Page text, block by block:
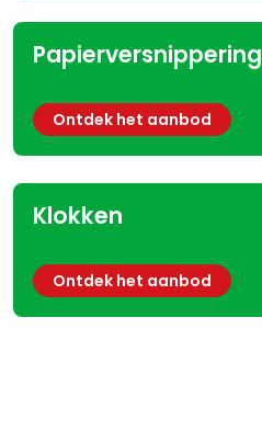
Papierversnippering
Ontdek het aanbod
Klokken
Ontdek het aanbod